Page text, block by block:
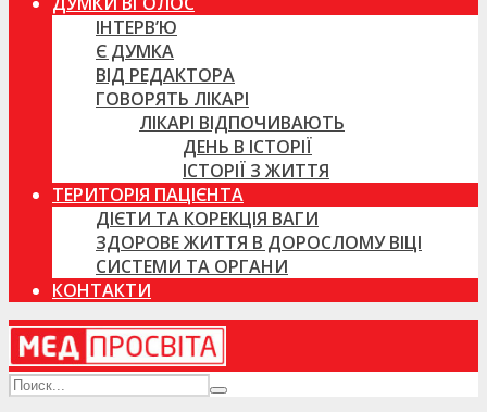
ІНТЕРВ’Ю
Є ДУМКА
ВІД РЕДАКТОРА
ГОВОРЯТЬ ЛІКАРІ
ЛІКАРІ ВІДПОЧИВАЮТЬ
ДЕНЬ В ІСТОРІЇ
ІСТОРІЇ З ЖИТТЯ
ТЕРИТОРІЯ ПАЦІЄНТА
ДІЄТИ ТА КОРЕКЦІЯ ВАГИ
ЗДОРОВЕ ЖИТТЯ В ДОРОСЛОМУ ВІЦІ
СИСТЕМИ ТА ОРГАНИ
КОНТАКТИ